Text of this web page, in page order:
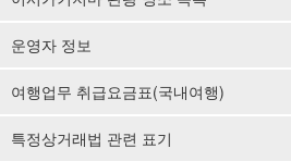
운영자 정보
여행업무 취급요금표(국내여행)
특정상거래법 관련 표기